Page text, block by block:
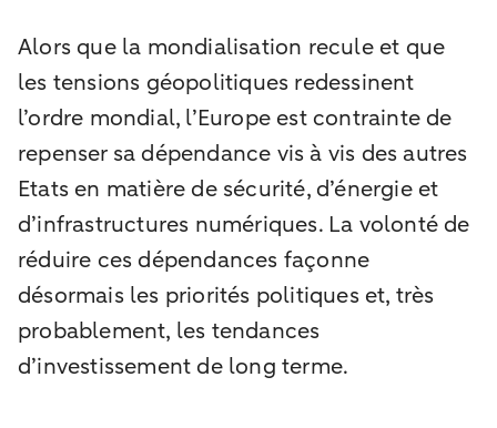
Alors que la mondialisation recule et que
les tensions géopolitiques redessinent
l’ordre mondial, l’Europe est contrainte de
repenser sa dépendance vis à vis des autres
Etats en matière de sécurité, d’énergie et
d’infrastructures numériques. La volonté de
réduire ces dépendances façonne
désormais les priorités politiques et, très
probablement, les tendances
d’investissement de long terme.